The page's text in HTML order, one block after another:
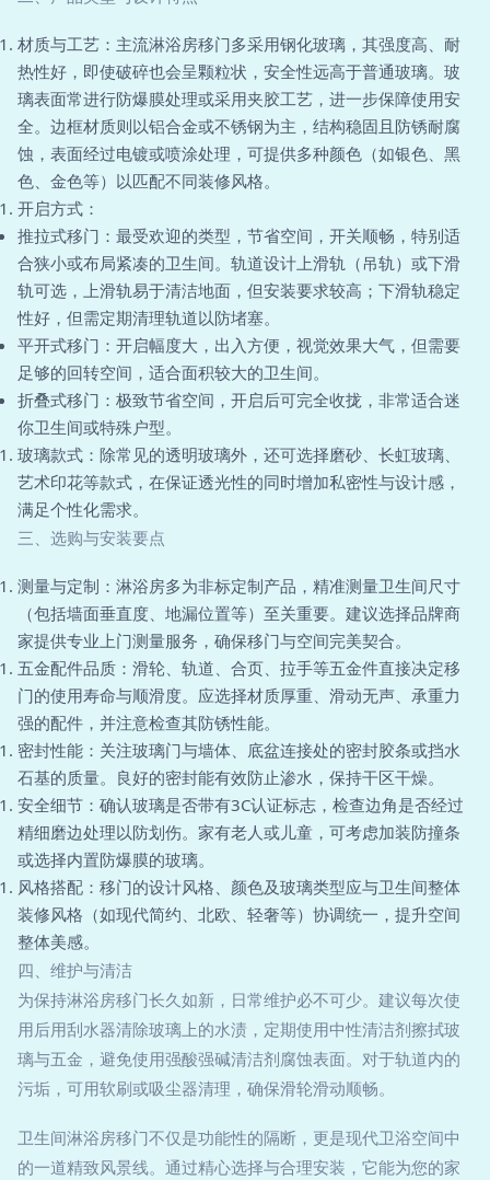
材质与工艺：主流淋浴房移门多采用钢化玻璃，其强度高、耐
热性好，即使破碎也会呈颗粒状，安全性远高于普通玻璃。玻
璃表面常进行防爆膜处理或采用夹胶工艺，进一步保障使用安
全。边框材质则以铝合金或不锈钢为主，结构稳固且防锈耐腐
蚀，表面经过电镀或喷涂处理，可提供多种颜色（如银色、黑
色、金色等）以匹配不同装修风格。
开启方式：
推拉式移门：最受欢迎的类型，节省空间，开关顺畅，特别适
合狭小或布局紧凑的卫生间。轨道设计上滑轨（吊轨）或下滑
轨可选，上滑轨易于清洁地面，但安装要求较高；下滑轨稳定
性好，但需定期清理轨道以防堵塞。
平开式移门：开启幅度大，出入方便，视觉效果大气，但需要
足够的回转空间，适合面积较大的卫生间。
折叠式移门：极致节省空间，开启后可完全收拢，非常适合迷
你卫生间或特殊户型。
玻璃款式：除常见的透明玻璃外，还可选择磨砂、长虹玻璃、
艺术印花等款式，在保证透光性的同时增加私密性与设计感，
满足个性化需求。
三、选购与安装要点
测量与定制：淋浴房多为非标定制产品，精准测量卫生间尺寸
（包括墙面垂直度、地漏位置等）至关重要。建议选择品牌商
家提供专业上门测量服务，确保移门与空间完美契合。
五金配件品质：滑轮、轨道、合页、拉手等五金件直接决定移
门的使用寿命与顺滑度。应选择材质厚重、滑动无声、承重力
强的配件，并注意检查其防锈性能。
密封性能：关注玻璃门与墙体、底盆连接处的密封胶条或挡水
石基的质量。良好的密封能有效防止渗水，保持干区干燥。
安全细节：确认玻璃是否带有3C认证标志，检查边角是否经过
精细磨边处理以防划伤。家有老人或儿童，可考虑加装防撞条
或选择内置防爆膜的玻璃。
风格搭配：移门的设计风格、颜色及玻璃类型应与卫生间整体
装修风格（如现代简约、北欧、轻奢等）协调统一，提升空间
整体美感。
四、维护与清洁
为保持淋浴房移门长久如新，日常维护必不可少。建议每次使
用后用刮水器清除玻璃上的水渍，定期使用中性清洁剂擦拭玻
璃与五金，避免使用强酸强碱清洁剂腐蚀表面。对于轨道内的
污垢，可用软刷或吸尘器清理，确保滑轮滑动顺畅。
卫生间淋浴房移门不仅是功能性的隔断，更是现代卫浴空间中
的一道精致风景线。通过精心选择与合理安装，它能为您的家